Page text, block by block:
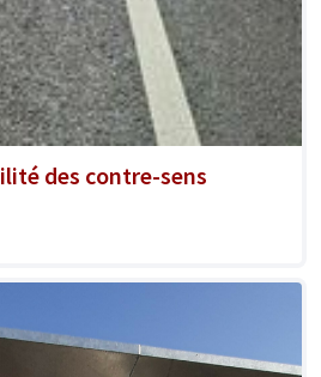
des contre-sens